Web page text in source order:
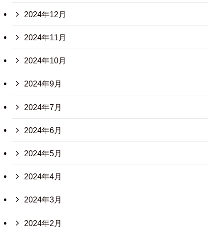
2024年12月
2024年11月
2024年10月
2024年9月
2024年7月
2024年6月
2024年5月
2024年4月
2024年3月
2024年2月